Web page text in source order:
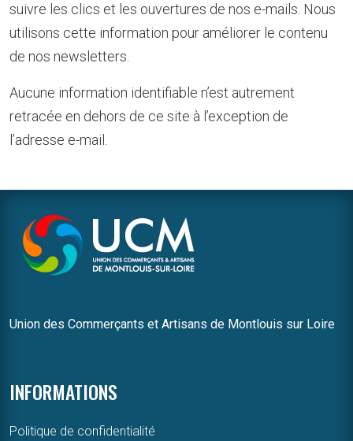
suivre les clics et les ouvertures de nos e-mails. Nous
utilisons cette information pour améliorer le contenu
de nos newsletters.
Aucune information identifiable n’est autrement
retracée en dehors de ce site à l’exception de
l’adresse e-mail.
Union des Commerçants et Artisans de Montlouis sur Loire
INFORMATIONS
Politique de confidentialité